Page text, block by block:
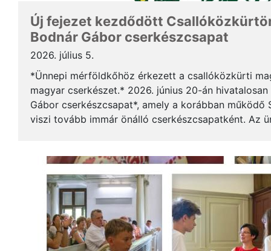
Új fejezet kezdődött
Bodnár Gábor cserkészcsapat
2026. július 5.
*Ünnepi mérföldkőhöz érkezett a csallóközkürti
magyar cserkészet.* 2026. június 20-án
Gábor cserkészcsapat*, amely a korábban működő
viszi tovább immár önálló cserkészcsapatként. Az